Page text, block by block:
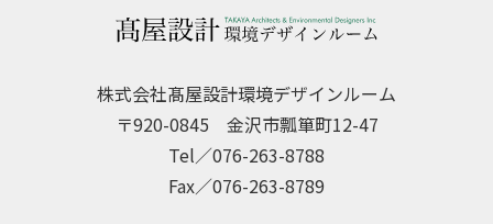
株式会社髙屋設計環境デザインルーム
〒920-0845 金沢市瓢箪町12-47
Tel／076-263-8788
Fax／076-263-8789